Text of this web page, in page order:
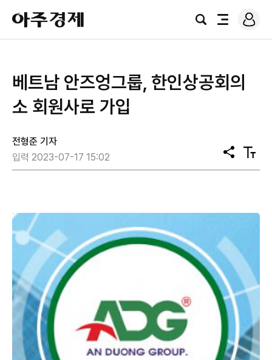
아
주
경
검
전
로
그
베트남 안즈엉그룹, 한인상공회의
소 회원사로 가입
전형준 기자
입력 2023-07-17 15:02
공
유
텍
스